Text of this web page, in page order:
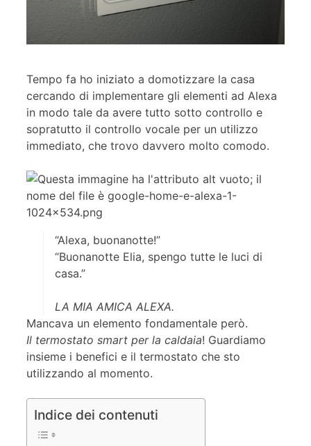
Tempo fa ho iniziato a domotizzare la casa
cercando di implementare gli elementi ad Alexa
in modo tale da avere tutto sotto controllo e
sopratutto il controllo vocale per un utilizzo
immediato, che trovo davvero molto comodo.
“Alexa, buonanotte!”
“Buonanotte Elia, spengo tutte le luci di
casa.”
LA MIA AMICA ALEXA.
Mancava un elemento fondamentale però.
Il termostato smart per la caldaia! Guardiamo
insieme i benefici e il termostato che sto
utilizzando al momento.
Indice dei contenuti